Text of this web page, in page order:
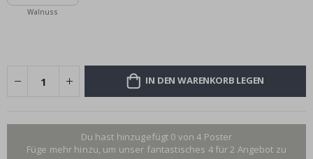
Walnuss
IN DEN WARENKORB LEGEN
Du hast hinzugefügt 0 von 4 Poster
Füge mehr hinzu, um unser fantastisches 4 für 2 Angebot zu